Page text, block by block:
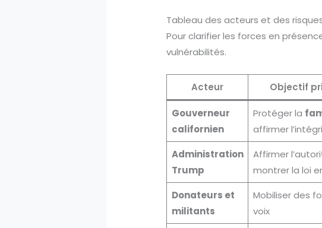
Tableau des acteurs et des
Pour clarifier les forces en
vulnérabilités.
Acteur Objectif
Gouverneur
californien
Protéger la
affirmer
Administration
Trump
Affirmer
montrer la loi
Donateurs et
militants
Mobiliser des
voix